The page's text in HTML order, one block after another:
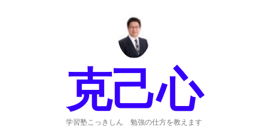
克己心
学習塾こっきしん 勉強の仕方を教えます